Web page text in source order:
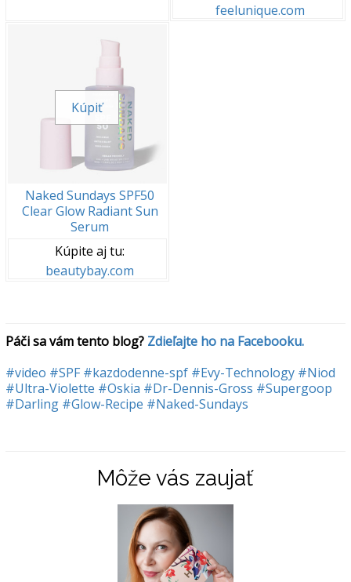
feelunique.com
Kúpiť
Naked Sundays SPF50
Clear Glow Radiant Sun
Serum
Kúpite aj tu:
beautybay.com
Páči sa vám tento blog? Zdieľajte ho na Facebooku.
#video #SPF #kazdodenne-spf #Evy-Technology #Niod
#Ultra-Violette #Oskia #Dr-Dennis-Gross #Supergoop
#Darling #Glow-Recipe #Naked-Sundays
Môže vás zaujať